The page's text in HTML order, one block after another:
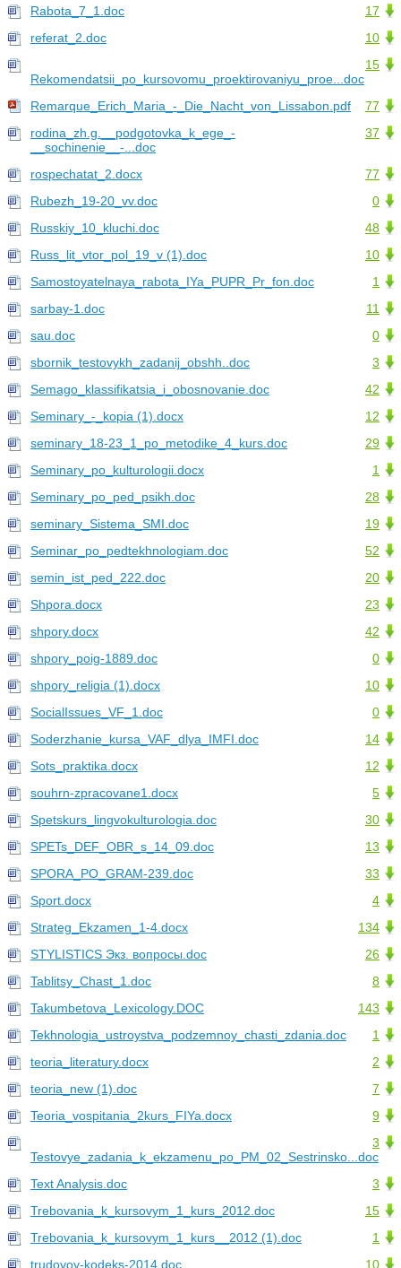
17
Rabota_7_1.doc
10
referat_2.doc
15
Rekomendatsii_po_kursovomu_proektirovaniyu_proe...doc
77
Remarque_Erich_Maria_-_Die_Nacht_von_Lissabon.pdf
37
rodina_zh.g.__podgotovka_k_ege_-
__sochinenie__-...doc
77
rospechatat_2.docx
0
Rubezh_19-20_vv.doc
48
Russkiy_10_kluchi.doc
10
Russ_lit_vtor_pol_19_v (1).doc
1
Samostoyatelnaya_rabota_IYa_PUPR_Pr_fon.doc
11
sarbay-1.doc
0
sau.doc
3
sbornik_testovykh_zadanij_obshh..doc
42
Semago_klassifikatsia_i_obosnovanie.doc
12
Seminary_-_kopia (1).docx
29
seminary_18-23_1_po_metodike_4_kurs.doc
1
Seminary_po_kulturologii.docx
28
Seminary_po_ped_psikh.doc
19
seminary_Sistema_SMI.doc
52
Seminar_po_pedtekhnologiam.doc
20
semin_ist_ped_222.doc
23
Shpora.docx
42
shpory.docx
0
shpory_poig-1889.doc
10
shpory_religia (1).docx
0
SocialIssues_VF_1.doc
14
Soderzhanie_kursa_VAF_dlya_IMFI.doc
12
Sots_praktika.docx
5
souhrn-zpracovane1.docx
30
Spetskurs_lingvokulturologia.doc
13
SPETs_DEF_OBR_s_14_09.doc
33
SPORA_PO_GRAM-239.doc
4
Sport.docx
134
Strateg_Ekzamen_1-4.docx
26
STYLISTICS Экз. вопросы.doc
8
Tablitsy_Chast_1.doc
143
Takumbetova_Lexicology.DOC
1
Tekhnologia_ustroystva_podzemnoy_chasti_zdania.doc
2
teoria_literatury.docx
7
teoria_new (1).doc
9
Teoria_vospitania_2kurs_FIYa.docx
3
Testovye_zadania_k_ekzamenu_po_PM_02_Sestrinsko...doc
3
Text Analysis.doc
15
Trebovania_k_kursovym_1_kurs_2012.doc
1
Trebovania_k_kursovym_1_kurs__2012 (1).doc
10
trudovoy-kodeks-2014.doc